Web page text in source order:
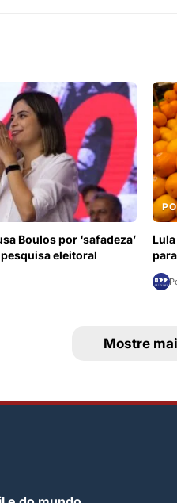
Boulos por ‘safadeza’
eleitoral
Mostre